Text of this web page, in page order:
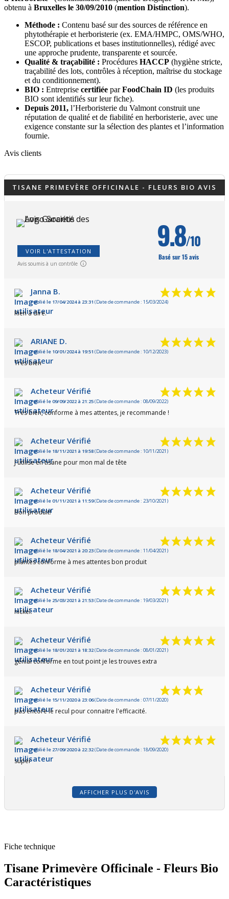
obtenu à Bruxelles le 30/09/2010 (mention Distinction).
Méthode : Contenu basé sur des sources de référence en
phytothérapie et herboristerie (ex. EMA/HMPC, OMS/WHO,
ESCOP, publications et bases institutionnelles), rédigé avec
une approche prudente, transparente et sourcée.
Qualité & traçabilité : Procédures HACCP (hygiène stricte,
traçabilité des lots, contrôles à réception, maîtrise du stockage
et du conditionnement).
BIO : Entreprise certifiée parFoodChain ID (les produits
BIO sont identifiés sur leur fiche).
Depuis 2011, l’Herboristerie du Valmont construit une
réputation de qualité et de fiabilité en herboristerie, avec une
exigence constante sur la sélection des plantes et l’information
fournie.
Avis clients
TISANE PRIMEVÈRE OFFICINALE - FLEURS BIO AVIS
VOIR L'ATTESTATION
Avis soumis à un contrôle
9.8/10
Basé sur 15 avis
Janna B.
Publié le 17/04/2024 à 23:31 (Date de commande : 15/03/2024)
Rien à dire.
ARIANE D.
Publié le 10/01/2024 à 19:51 (Date de commande : 10/12/2023)
Très bien
Acheteur Vérifié
Publié le 09/09/2022 à 21:25(Date de commande : 08/09/2022)
Très bien, conforme à mes attentes, je recommande !
Acheteur Vérifié
Publié le 18/11/2021 à 19:58(Date de commande : 10/11/2021)
J'utilise en tisane pour mon mal de tête
Acheteur Vérifié
Publié le 01/11/2021 à 11:59(Date de commande : 23/10/2021)
Bon produit!
Acheteur Vérifié
Publié le 18/04/2021 à 20:23(Date de commande : 11/04/2021)
plantes conforme à mes attentes bon produit
Acheteur Vérifié
Publié le 25/03/2021 à 21:53(Date de commande : 19/03/2021)
nickel.
Acheteur Vérifié
Publié le 18/01/2021 à 18:32(Date de commande : 08/01/2021)
génial conforme en tout point je les trouves extra
Acheteur Vérifié
Publié le 15/11/2020 à 23:06(Date de commande : 07/11/2020)
pas encore le recul pour connaitre l'efficacité.
Acheteur Vérifié
Publié le 27/09/2020 à 22:32(Date de commande : 18/09/2020)
super
AFFICHER PLUS D'AVIS
Fiche technique
Tisane Primevère Officinale - Fleurs Bio
Caractéristiques